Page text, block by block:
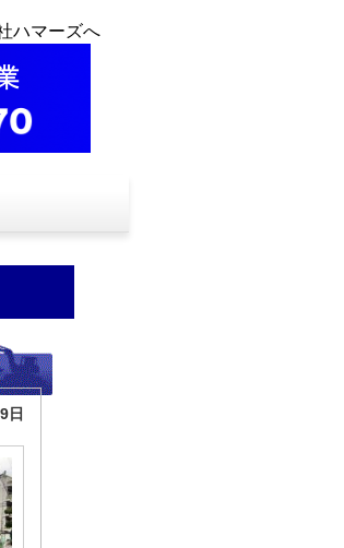
ハマーズへ
日